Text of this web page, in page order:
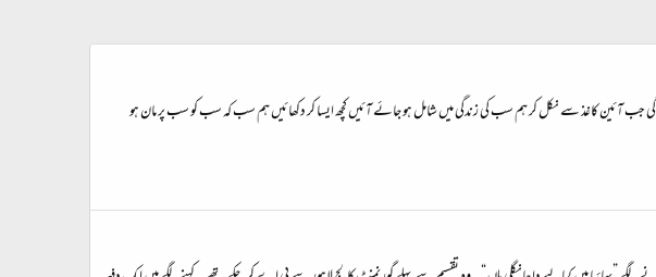
آئین کاغذ سے نکل کر ہم سب کی زندگی میں شامل ہو جائے آئیں کچھ ایسا کر دکھائیں ہم سب کہ سب کو سب پر مان ہو